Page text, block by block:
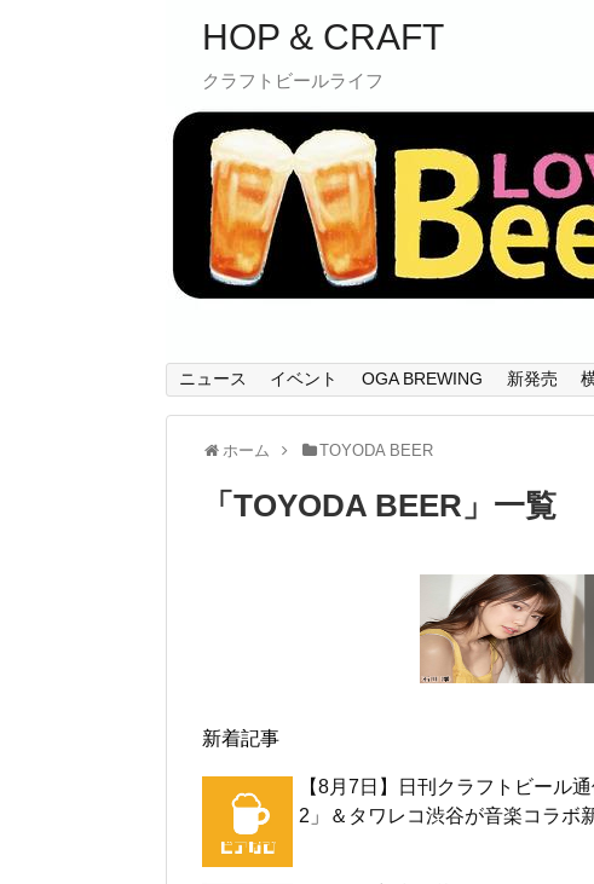
HOP & CRAFT
クラフトビールライフ
ニュース イベント OGA BREWING 新発売
ホーム TOYODA BEER
「 TOYODA BEER 」 一覧
新着記事
【8月7日】日刊クラフトビール
2」＆タワレコ渋谷が音楽コラボ